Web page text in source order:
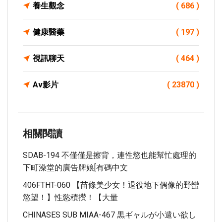
養生觀念 ( 686 )
健康醫藥 ( 197 )
視訊聊天 ( 464 )
Av影片 ( 23870 )
相關閱讀
SDAB-194 不僅僅是擦背，連性慾也能幫忙處理的
下町澡堂的廣告牌娘[有碼中文
406FTHT-060 【苗條美少女！退役地下偶像的野蠻
慾望！】性慾積攢！【大量
CHINASES SUB MIAA-467 黒ギャルが小遣い欲し